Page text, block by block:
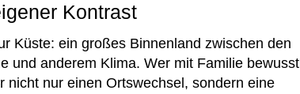
Kontrast
Küste: ein großes Binnenland zwischen den
und anderem Klima. Wer mit Familie bewusst
nur einen Ortswechsel, sondern eine